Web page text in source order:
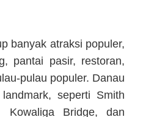
banyak atraksi populer,
pantai pasir, restoran,
pulau populer. Danau
seperti Smith
Kowaliga Bridge, dan